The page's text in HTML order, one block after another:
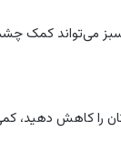
می‌تواند کمک
را کاهش دهید،